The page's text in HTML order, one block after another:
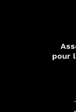
pour